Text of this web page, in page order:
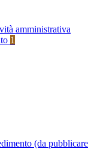
amministrativa
1
(da pubblicare